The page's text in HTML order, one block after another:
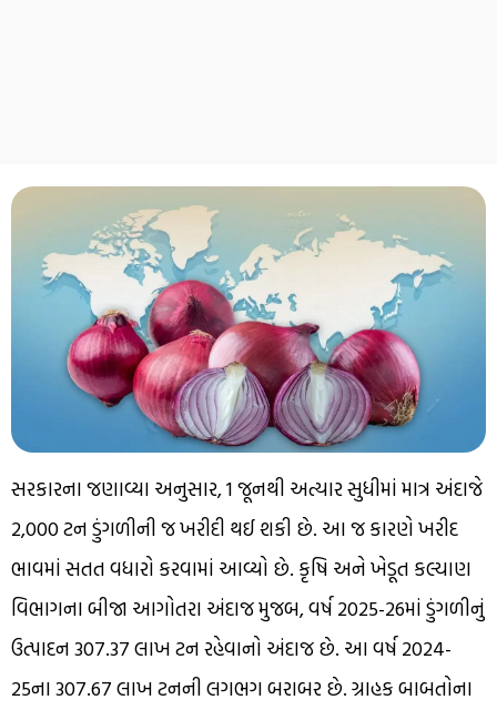
સરકારના જણાવ્યા અનુસાર, 1 જૂનથી અત્યાર સુધીમાં માત્ર અંદાજે
2,000 ટન ડુંગળીની જ ખરીદી થઈ શકી છે. આ જ કારણે ખરીદ
ભાવમાં સતત વધારો કરવામાં આવ્યો છે. કૃષિ અને ખેડૂત કલ્યાણ
વિભાગના બીજા આગોતરા અંદાજ મુજબ, વર્ષ 2025-26માં ડુંગળીનું
ઉત્પાદન 307.37 લાખ ટન રહેવાનો અંદાજ છે. આ વર્ષ 2024-
25ના 307.67 લાખ ટનની લગભગ બરાબર છે. ગ્રાહક બાબતોના